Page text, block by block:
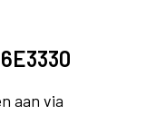
aan via